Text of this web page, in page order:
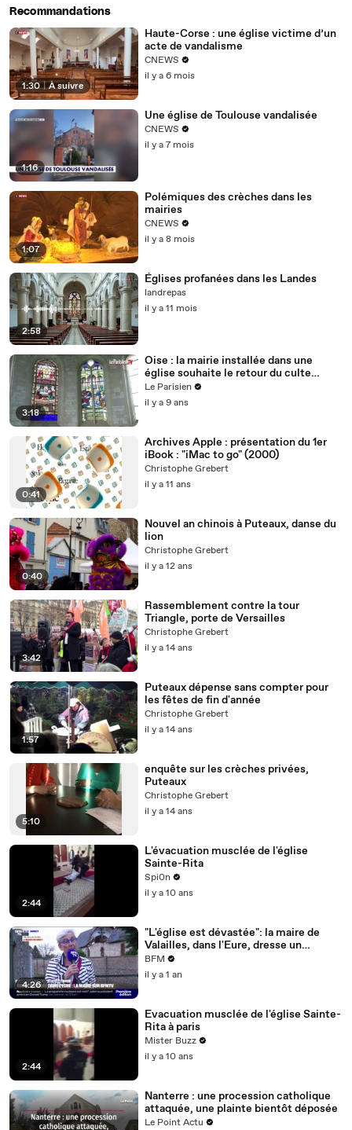
Recommandations
1:30 | À suivre
Haute-Corse : une église victime d’un
acte de vandalisme
CNEWS
il y a 6 mois
1:16
Une église de Toulouse vandalisée
CNEWS
il y a 7 mois
1:07
Polémiques des crèches dans les
mairies
CNEWS
il y a 8 mois
2:58
Églises profanées dans les Landes
landrepas
il y a 11 mois
3:18
Oise : la mairie installée dans une
église souhaite le retour du culte
religieux
Le Parisien
il y a 9 ans
0:41
Archives Apple : présentation du 1er
iBook : "iMac to go" (2000)
Christophe Grebert
il y a 11 ans
0:40
Nouvel an chinois à Puteaux, danse du
lion
Christophe Grebert
il y a 12 ans
3:42
Rassemblement contre la tour
Triangle, porte de Versailles
Christophe Grebert
il y a 14 ans
1:57
Puteaux dépense sans compter pour
les fêtes de fin d'année
Christophe Grebert
il y a 14 ans
5:10
enquête sur les crèches privées,
Puteaux
Christophe Grebert
il y a 14 ans
2:44
L'évacuation musclée de l'église
Sainte-Rita
Spi0n
il y a 10 ans
4:26
"L'église est dévastée": la maire de
Valailles, dans l'Eure, dresse un
premier bilan après le violent orage qui
a frappé sa commune
BFM
il y a 1 an
2:44
Evacuation musclée de l'église Sainte-
Rita à paris
Mister Buzz
il y a 10 ans
Nanterre : une procession catholique
attaquée, une plainte bientôt déposée
Le Point Actu